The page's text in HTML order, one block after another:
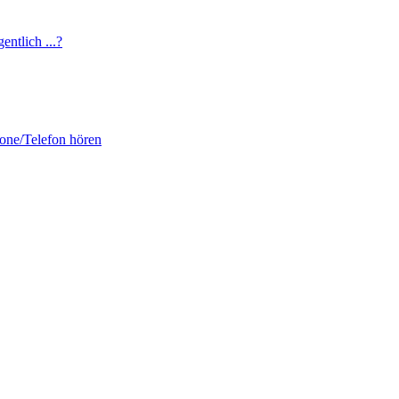
...?
Telefon hören